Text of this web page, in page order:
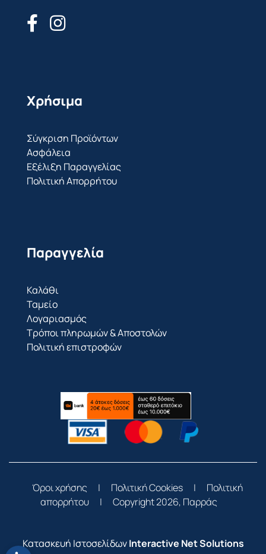
Χρήσιμα
Σύγκριση Προϊόντων
Ασφάλεια
Εξέλιξη Παραγγελίας
Πολιτική Απορρήτου
Παραγγελία
Καλάθι
Ταμείο
Λογαριασμός
Τρόποι πληρωμών & Αποστολών
Πολιτική επιστροφών
Όροι χρήσης | Πολιτική Cookies |
Πολιτική
απορρήτου
| Copyright 2026, Παρράς
Κατασκευή ΙστοσελίδωνInteractive Net Solutions